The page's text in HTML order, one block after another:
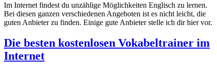
Im Internet findest du unzählige Möglichkeiten Englisch zu lernen.
Bei diesen ganzen verschiedenen Angeboten ist es nicht leicht, die
guten Anbieter zu finden. Einige gute Anbieter stelle ich dir hier vor.
Die besten kostenlosen Vokabeltrainer im
Internet